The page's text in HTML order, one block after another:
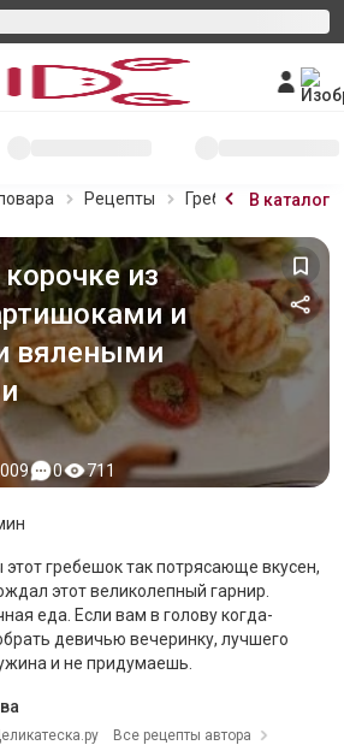
Рецепты Гребешок вВ каталог
из
и
вялеными
0 711
гребешок так потрясающе вкусен,
этот великолепный гарнир.
еда. Если вам в голову когда-
девичью вечеринку, лучшего
и не придумаешь.
Все рецепты автора